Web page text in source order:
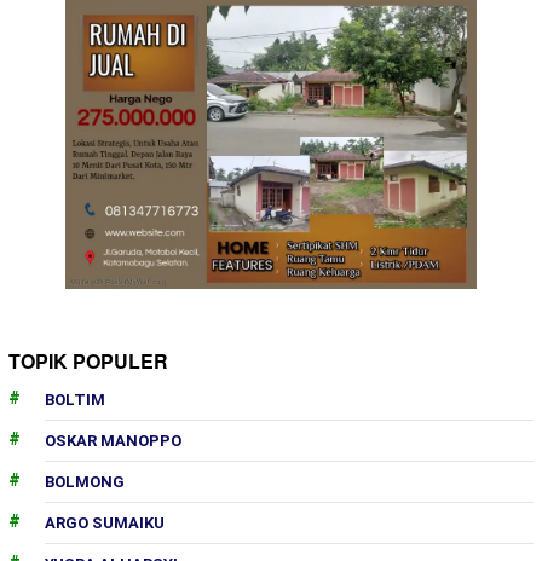
TOPIK POPULER
BOLTIM
OSKAR MANOPPO
BOLMONG
ARGO SUMAIKU